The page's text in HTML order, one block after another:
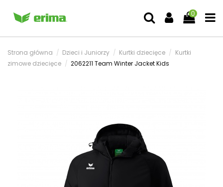
0
Strona główna Dzieci i Juniorzy Kurtki dziecięce
Kurtki
zimowe dziecięce
2062211 Team Winter Jacket Kids